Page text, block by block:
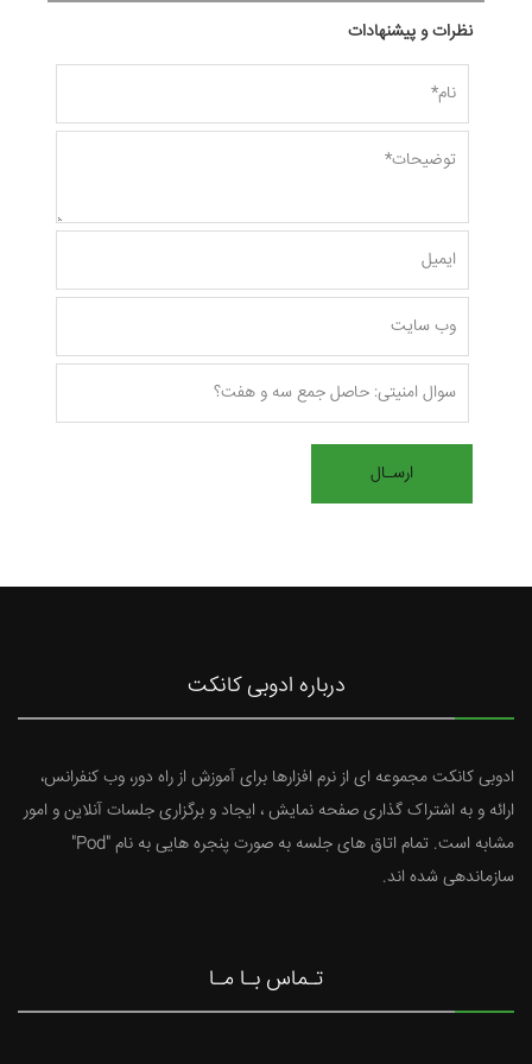
نظرات و پیشنهادات
درباره ادوبی کانکت
ادوبی کانکت مجموعه ای از نرم افزارها برای آموزش از راه دور، وب کنفرانس،
ارائه و به اشتراک گذاری صفحه نمایش ، ایجاد و برگزاری جلسات آنلاین و امور
مشابه است. تمام اتاق های جلسه به صورت پنجره هایی به نام "Pod"
سازماندهی شده اند.
تـماس بـا مـا